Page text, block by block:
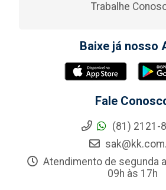
Trabalhe
Baixe já nosso
Fale
(81) 2121-
Atendimento de segunda
09h às 17h